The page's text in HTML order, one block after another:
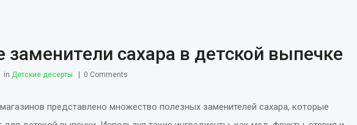
заменители сахара в детской выпечке
in Детские десерты 0 Comments
представлено множество полезных заменителей сахара, которые